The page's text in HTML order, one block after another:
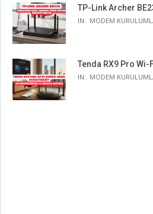
TP-Link Archer
IN: MODEM
Tenda RX9 Pro
IN: MODEM